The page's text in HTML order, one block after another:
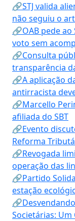
🔗STJ valida
não seguiu o
🔗OAB pede ao
voto sem
🔗Consulta
transparência
🔗A aplicação
antirracista
🔗Marcello
afiliada do SBT
🔗Evento
Reforma
🔗Revogada
operação das
🔗Partido
estação
Societárias: Um